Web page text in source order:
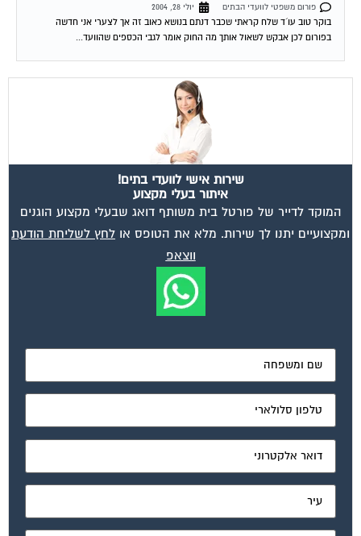
פורום משפטי לוועדי הבתים
יולי 28, 2004
בוקר טוב עו´ד שלח קראתי שכבר דנתם בנושא כאוב זה אך לצערי אני חדשה
בפורום לכן אבקש לשאול אותך מה החוק אומר לגבי הכספים שהוועד...
שירות אישי לוועדי בתים!
איתור בעלי מקצוע
המוקד לדייר של פורטל בית משותף דואג שבעלי מקצוע הוגנים
ומקצועיים יתנו לך שירות. מלא את הטופס או לחץ לשליחת הודעת
ווצאפ